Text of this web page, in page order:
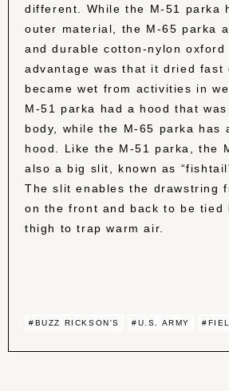
different. While the M-51 parka
outer material, the M-65 parka
and durable cotton-nylon oxford
advantage was that it dried fast
became wet from activities in
M-51 parka had a hood that
body, while the M-65 parka has
hood. Like the M-51 parka, the
also a big slit, known as
The slit enables the drawstring
on the front and back to be tied
thigh to trap warm air.
#BUZZ RICKSON'S #U.S. ARMY